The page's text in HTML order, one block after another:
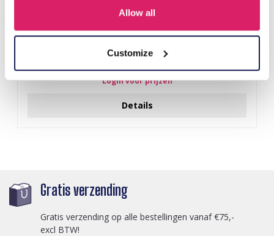
Allow all
Customize
I-A3.2 E015-003G S. Steel Earrings 12mm
Login voor prijzen
Details
Gratis verzending
Gratis verzending op alle bestellingen vanaf €75,-
excl BTW!